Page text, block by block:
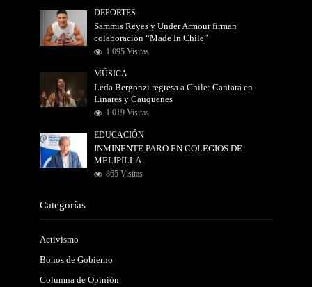
DEPORTES
Sammis Reyes y Under Armour firman
colaboración “Made In Chile”
1.095 Visitas
MÚSICA
Leda Bergonzi regresa a Chile: Cantará en
Linares y Cauquenes
1.019 Visitas
EDUCACIÓN
INMINENTE PARO EN COLEGIOS DE
MELIPILLA
865 Visitas
Categorías
Activismo
Bonos de Gobierno
Columna de Opinión